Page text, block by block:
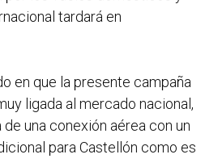
tardará en
en que la presente campaña
ligada al mercado nacional,
una conexión aérea con un
para Castellón como es